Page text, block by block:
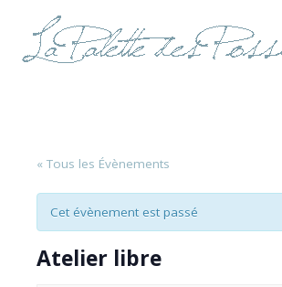
« Tous les Évènements
Cet évènement est passé
Atelier libre